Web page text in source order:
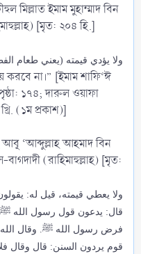
মিল্লাত ইমাম মুহাম্মাদ বিন
[মৃত: ২০৪ হি.]
ولا يؤدي قيمته (يعني طعام
না।” [ইমাম শাফি‘ঈ
১৭৪; দারুল ওয়াফা
(১ম প্রকাশ)]
‘আব্দুল্লাহ আহমাদ বিন
(রাহিমাহুল্লাহ) [মৃত:
ولا يعطي قيمته، قيل له:
قال: يدعون قول رسول الله ﷺ
فرض رسول الله ﷺ. وقال الله:
قوم يردون السنن: قال وقال